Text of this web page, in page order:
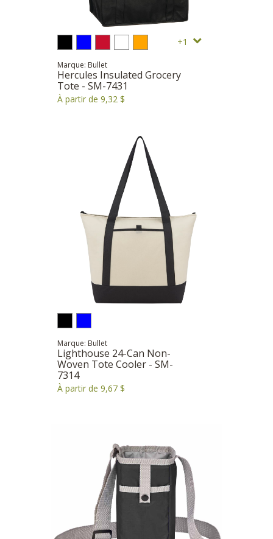
1
Marque: Bullet
Hercules Insulated Grocery
Tote - SM-7431
À partir de 9,32 $
Marque: Bullet
Lighthouse 24-Can Non-
Woven Tote Cooler - SM-
7314
À partir de 9,67 $